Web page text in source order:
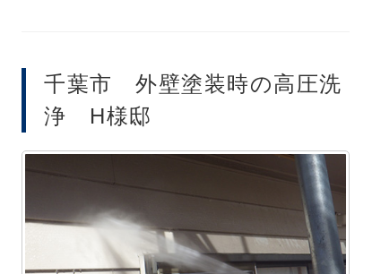
千葉市 外壁塗装時の高圧洗
浄 H様邸